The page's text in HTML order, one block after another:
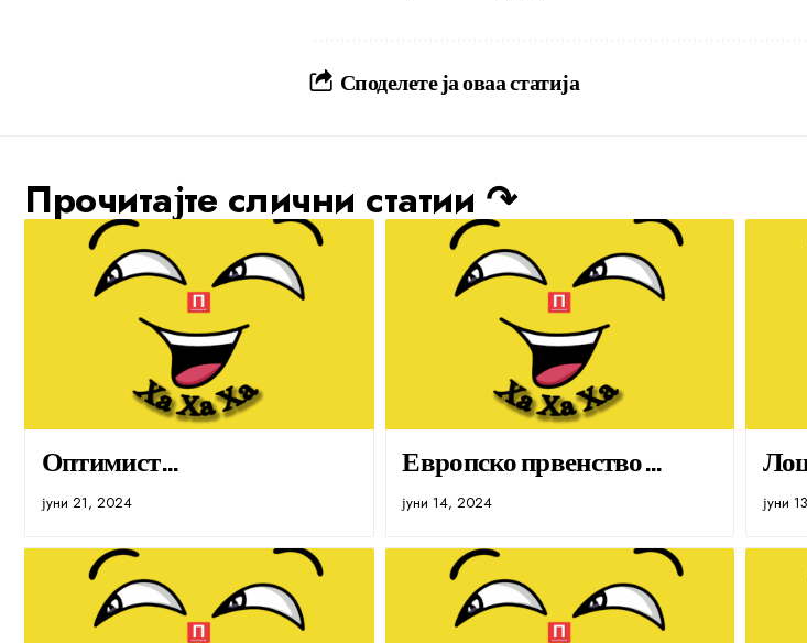
Споделете ја оваа статија
Прочитајте слични статии ↷
Оптимист…
јуни 21, 2024
Европско првенство…
јуни 14, 2024 јуни